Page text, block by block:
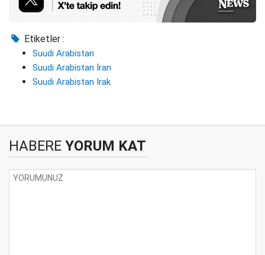
Etiketler :
Suudi Arabistan
Suudi Arabistan İran
Suudi Arabistan Irak
HABERE YORUM KAT